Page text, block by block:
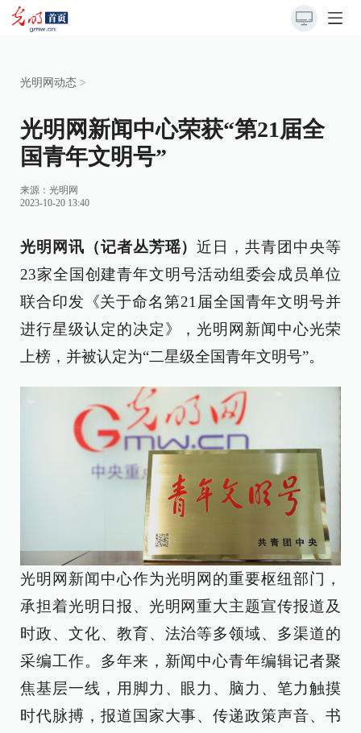
光明网动态 >
光明网新闻中心荣获“第21届全
国青年文明号”
来源： 光明网
2023-10-20 13:40
光明网讯（记者丛芳瑶）近日，共青团中央等
23家全国创建青年文明号活动组委会成员单位
联合印发《关于命名第21届全国青年文明号并
进行星级认定的决定》，光明网新闻中心光荣
上榜，并被认定为“二星级全国青年文明号”。
光明网新闻中心作为光明网的重要枢纽部门，
承担着光明日报、光明网重大主题宣传报道及
时政、文化、教育、法治等多领域、多渠道的
采编工作。多年来，新闻中心青年编辑记者聚
焦基层一线，用脚力、眼力、脑力、笔力触摸
时代脉搏，报道国家大事、传递政策声音、书